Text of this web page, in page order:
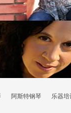
阿斯特钢琴 乐器培